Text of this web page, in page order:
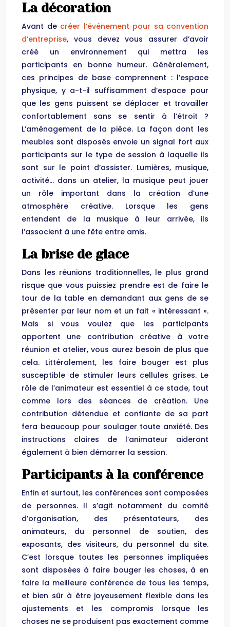
La décoration
Avant de créer l’événement pour sa convention
d’entreprise, vous devez vous assurer d’avoir
créé un environnement qui mettra les
participants en bonne humeur. Généralement,
ces principes de base comprennent : l’espace
physique, y a-t-il suffisamment d’espace pour
que les gens puissent se déplacer et travailler
confortablement sans se sentir à l’étroit ?
L’aménagement de la pièce. La façon dont les
meubles sont disposés envoie un signal fort aux
participants sur le type de session à laquelle ils
sont sur le point d’assister. Lumières, musique,
activité… dans un atelier, la musique peut jouer
un rôle important dans la création d’une
atmosphère créative. Lorsque les gens
entendent de la musique à leur arrivée, ils
l’associent à une fête entre amis.
La brise de glace
Dans les réunions traditionnelles, le plus grand
risque que vous puissiez prendre est de faire le
tour de la table en demandant aux gens de se
présenter par leur nom et un fait « intéressant ».
Mais si vous voulez que les participants
apportent une contribution créative à votre
réunion et atelier, vous aurez besoin de plus que
cela. Littéralement, les faire bouger est plus
susceptible de stimuler leurs cellules grises. Le
rôle de l’animateur est essentiel à ce stade, tout
comme lors des séances de création. Une
contribution détendue et confiante de sa part
fera beaucoup pour soulager toute anxiété. Des
instructions claires de l’animateur aideront
également à bien démarrer la session.
Participants à la conférence
Enfin et surtout, les conférences sont composées
de personnes. Il s’agit notamment du comité
d’organisation, des présentateurs, des
animateurs, du personnel de soutien, des
exposants, des visiteurs, du personnel du site.
C’est lorsque toutes les personnes impliquées
sont disposées à faire bouger les choses, à en
faire la meilleure conférence de tous les temps,
et bien sûr à être joyeusement flexible dans les
ajustements et les compromis lorsque les
choses ne se produisent pas exactement comme